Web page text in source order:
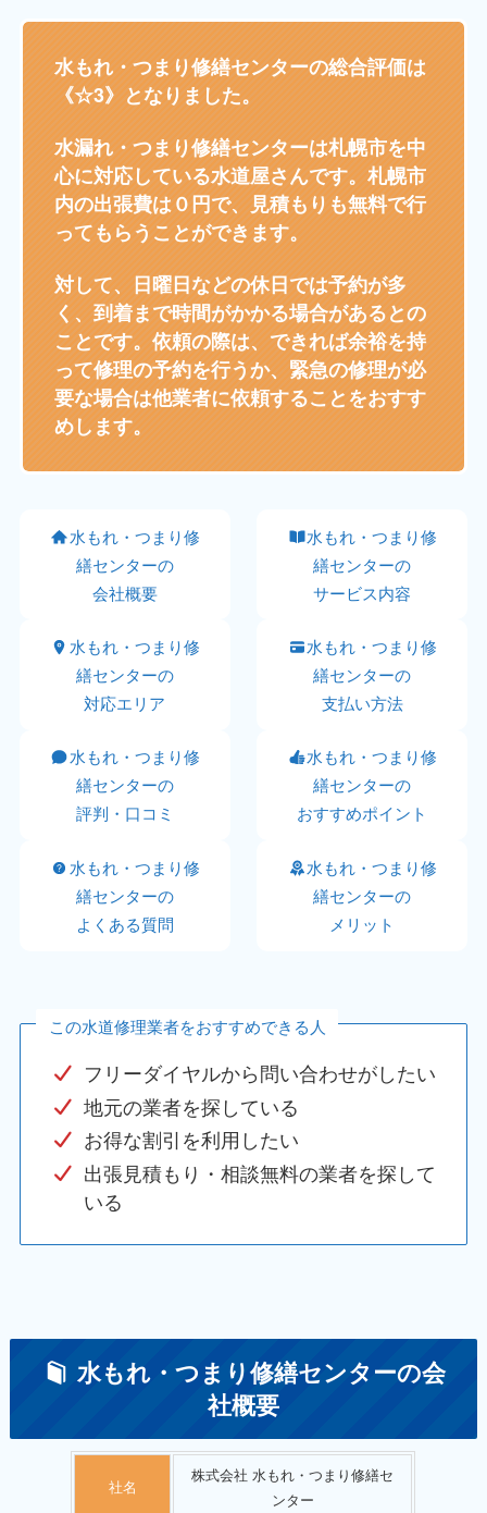
水もれ・つまり修繕センターの総合評価は
《☆3》となりました。
水漏れ・つまり修繕センターは札幌市を中
心に対応している水道屋さんです。 札幌市
内の出張費は０円で、見積もりも無料で行
ってもらうことができます。
対して、日曜日などの休日では予約が多
く、到着まで時間がかかる場合があるとの
ことです。依頼の際は、 できれば余裕を持
って修理の予約を行うか、緊急の修理が必
要な場合は他業者に依頼することをおすす
めします。
水もれ・つまり修
繕センターの
会社概要
水もれ・つまり修
繕センターの
サービス内容
水もれ・つまり修
繕センターの
対応エリア
水もれ・つまり修
繕センターの
支払い方法
水もれ・つまり修
繕センターの
評判・口コミ
水もれ・つまり修
繕センターの
おすすめポイント
水もれ・つまり修
繕センターの
よくある質問
水もれ・つまり修
繕センターの
メリット
この水道修理業者をおすすめできる人
フリーダイヤルから問い合わせがしたい
地元の業者を探している
お得な割引を利用したい
出張見積もり・相談無料の業者を探して
いる
水もれ・つまり修繕センターの会
社概要
社名
株式会社 水もれ・つまり修繕セ
ンター